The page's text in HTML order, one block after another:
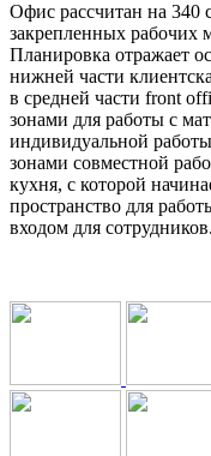
Офис рассчитан на 340
закрепленных рабочих
Планировка отражает
нижней части
в средней части front
зонами для работы с
индивидуальной
зонами совместной
кухня, с которой
пространство для
входом для сотрудников.